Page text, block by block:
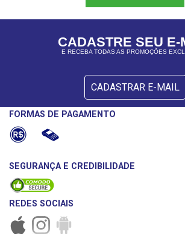
CADASTRE SEU E-
E RECEBA TODAS AS PROMOÇÕES
CADASTRAR E-MAIL
FORMAS DE PAGAMENTO
SEGURANÇA E CREDIBILIDADE
REDES SOCIAIS